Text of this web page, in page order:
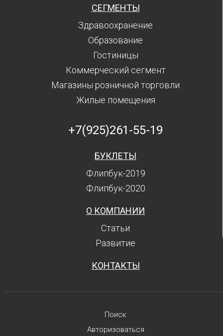
СЕГМЕНТЫ
Здравоохранение
Образование
Гостиницы
Коммерческий сегмент
Магазины розничной торговли
Жилые помещения
+7(925)261-55-19
БУКЛЕТЫ
Флипбук-2019
Флипбук-2020
О КОМПАНИИ
Статьи
Развитие
КОНТАКТЫ
Поиск
Авторизоваться